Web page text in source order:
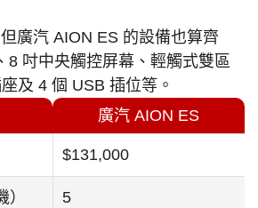
廣汽 AION ES 的設備也算齊
8 吋中央觸控屏幕、輕觸式雙區
及 4 個 USB 插位等。
廣汽 AION ES
$131,000
5